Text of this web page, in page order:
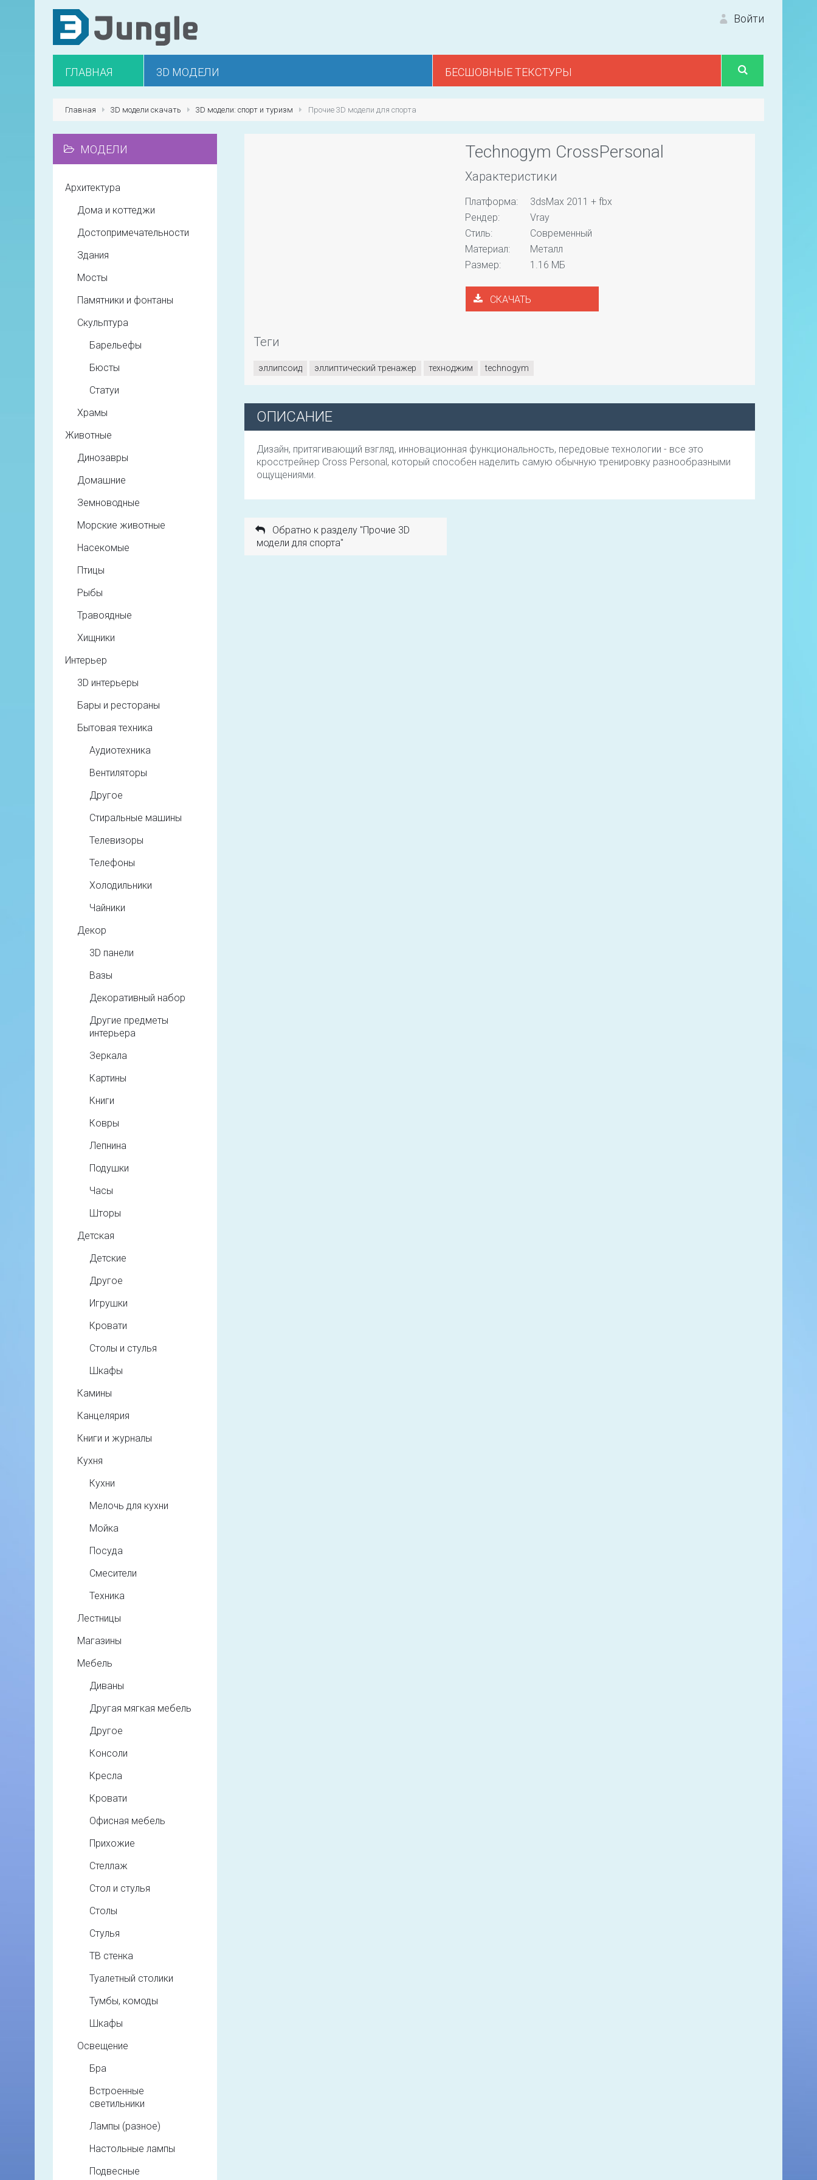
Войти
ГЛАВНАЯ 3D МОДЕЛИ БЕСШОВНЫЕ ТЕКСТУРЫ
Главная 3D модели скачать 3D модели: спорт и туризм Прочие 3D модели для спорта
Technogym CrossPersonal
Характеристики
Платформа:
3dsMax 2011 + fbx
Рендер:
Vray
Стиль:
Современный
Материал:
Металл
Размер:
1.16 МБ
СКАЧАТЬ
Теги
эллипсоид эллиптический тренажер техноджим technogym
ОПИСАНИЕ
Дизайн, притягивающий взгляд, инновационная функциональность, передовые технологии - все это
кросстрейнер Cross Personal, который способен наделить самую обычную тренировку разнообразными
ощущениями.
Обратно к разделу "Прочие 3D
модели для спорта"
МОДЕЛИ
Архитектура
Дома и коттеджи
Достопримечательности
Здания
Мосты
Памятники и фонтаны
Скульптура
Барельефы
Бюсты
Статуи
Храмы
Животные
Динозавры
Домашние
Земноводные
Морские животные
Насекомые
Птицы
Рыбы
Травоядные
Хищники
Интерьер
3D интерьеры
Бары и рестораны
Бытовая техника
Аудиотехника
Вентиляторы
Другое
Стиральные машины
Телевизоры
Телефоны
Холодильники
Чайники
Декор
3D панели
Вазы
Декоративный набор
Другие предметы
интерьера
Зеркала
Картины
Книги
Ковры
Лепнина
Подушки
Часы
Шторы
Детская
Детские
Другое
Игрушки
Кровати
Столы и стулья
Шкафы
Камины
Канцелярия
Книги и журналы
Кухня
Кухни
Мелочь для кухни
Мойка
Посуда
Смесители
Техника
Лестницы
Магазины
Мебель
Диваны
Другая мягкая мебель
Другое
Консоли
Кресла
Кровати
Офисная мебель
Прихожие
Стеллаж
Стол и стулья
Столы
Стулья
ТВ стенка
Туалетный столики
Тумбы, комоды
Шкафы
Освещение
Бра
Встроенные
светильники
Лампы (разное)
Настольные лампы
Подвесные